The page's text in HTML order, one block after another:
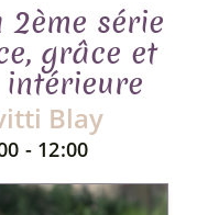
série
grâce et
Blay
- 12:00